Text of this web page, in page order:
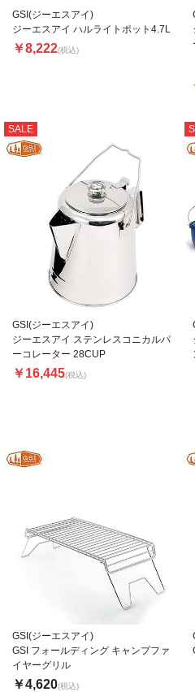
GSI(ジーエスアイ)
ジーエスアイ ハルライトポット4.7L
￥8,222(税込)
SALE
GSI(ジーエスアイ)
ジーエスアイ ステンレスコニカルパ
ーコレーター 28CUP
￥16,445(税込)
GSI(ジーエスアイ)
GSI フォールディング キャンプファ
イヤーグリル
￥4,620(税込)